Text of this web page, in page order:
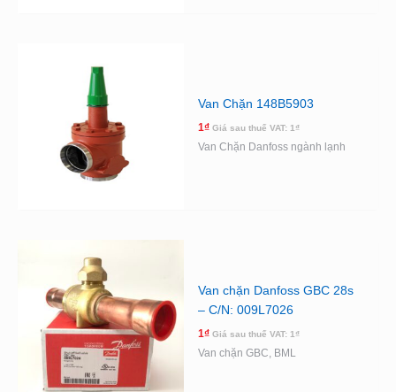
Van Chặn 148B5903
1₫ Giá sau thuế VAT: 1₫
Van Chặn Danfoss ngành lạnh
Van chặn Danfoss GBC 28s
– C/N: 009L7026
1₫ Giá sau thuế VAT: 1₫
Van chặn GBC, BML